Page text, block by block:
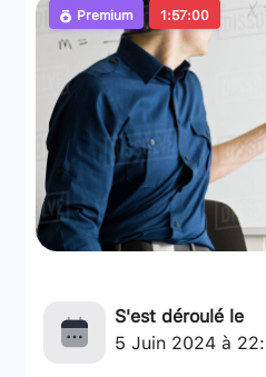
Premium 1:57:00
S'est déroulé le
5 Juin 2024 à